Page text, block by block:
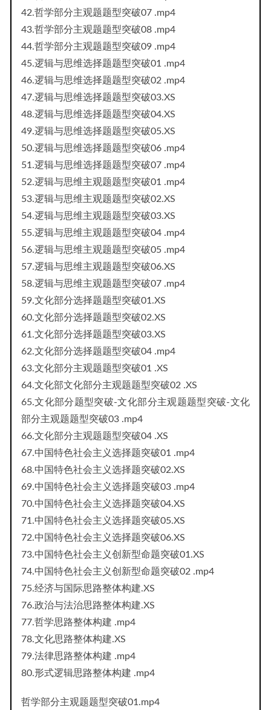
42.哲学部分主观题题型突破07 .mp4
43.哲学部分主观题题型突破08 .mp4
44.哲学部分主观题题型突破09 .mp4
45.逻辑与思维选择题题型突破01 .mp4
46.逻辑与思维选择题题型突破02 .mp4
47.逻辑与思维选择题题型突破03.XS
48.逻辑与思维选择题题型突破04.XS
49.逻辑与思维选择题题型突破05.XS
50.逻辑与思维选择题题型突破06 .mp4
51.逻辑与思维选择题题型突破07 .mp4
52.逻辑与思维主观题题型突破01 .mp4
53.逻辑与思维主观题题型突破02.XS
54.逻辑与思维主观题题型突破03.XS
55.逻辑与思维主观题题型突破04 .mp4
56.逻辑与思维主观题题型突破05 .mp4
57.逻辑与思维主观题题型突破06.XS
58.逻辑与思维主观题题型突破07 .mp4
59.文化部分选择题题型突破01.XS
60.文化部分选择题题型突破02.XS
61.文化部分选择题题型突破03.XS
62.文化部分选择题题型突破04 .mp4
63.文化部分主观题题型突破01 .XS
64.文化部文化部分主观题题型突破02 .XS
65.文化部分题型突破-文化部分主观题题型突破-文化
部分主观题题型突破03 .mp4
66.文化部分主观题题型突破04 .XS
67.中国特色社会主义选择题突破01 .mp4
68.中国特色社会主义选择题突破02.XS
69.中国特色社会主义选择题突破03 .mp4
70.中国特色社会主义选择题突破04.XS
71.中国特色社会主义选择题突破05.XS
72.中国特色社会主义选择题突破06.XS
73.中国特色社会主义创新型命题突破01.XS
74.中国特色社会主义创新型命题突破02 .mp4
75.经济与国际思路整体构建.XS
76.政治与法治思路整体构建.XS
77.哲学思路整体构建 .mp4
78.文化思路整体构建.XS
79.法律思路整体构建 .mp4
80.形式逻辑思路整体构建 .mp4
哲学部分主观题题型突破01.mp4